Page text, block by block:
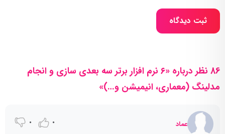
ثبت دیدگاه
86 نظر درباره «۶ نرم افزار برتر سه بعدی سازی و انجام
مدلینگ (معماری، انیمیشن و…)»
عماد 0
0